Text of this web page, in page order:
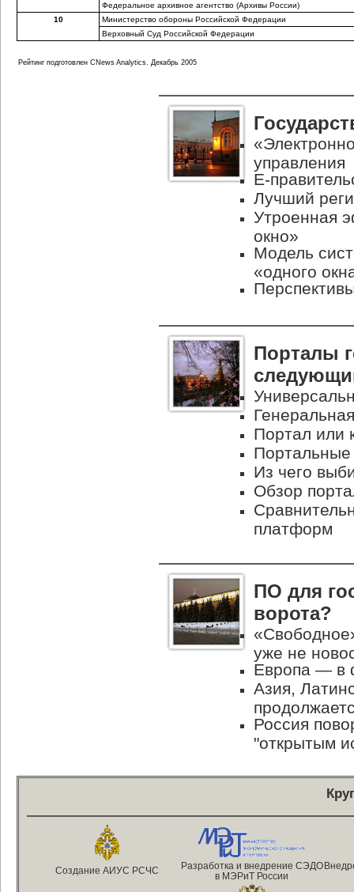
Федеральное архивное агентство (Архивы России)
10
Министерство обороны Российской Федерации
Верховный Суд Российской Федерации
Рейтинг подготовлен CNews Analytics. Декабрь 2005
управления
Е-
Лучший
Утроенная
окно»
Модель
«одного
Порталы
Портал или
Портальные
Из чего
Обзор
платформ
ПО для
ворота?
уже не
Европа — в
Азия,
Россия
"открытым
Создание АИУС РСЧС
Разработка и внедрение СЭДО
в МЭРиТ России